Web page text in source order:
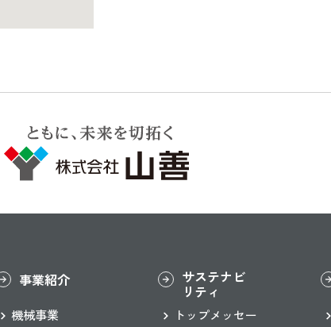
事業紹介
機械事業
サステナビ
リティ
トップメッセー